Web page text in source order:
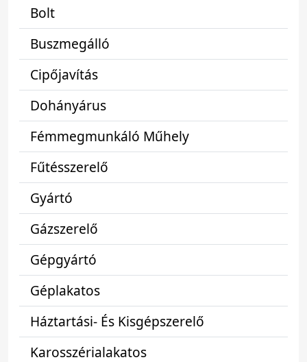
Bolt
Buszmegálló
Cipőjavítás
Dohányárus
Fémmegmunkáló Műhely
Fűtésszerelő
Gyártó
Gázszerelő
Gépgyártó
Géplakatos
Háztartási- És Kisgépszerelő
Karosszérialakatos